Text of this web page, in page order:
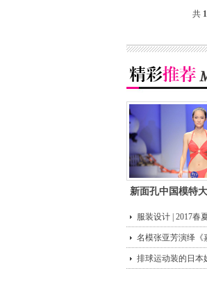
共
新面孔中国模特
服装设计 | 2017春
型？名模张亚芳演绎《
排球运动装的日本